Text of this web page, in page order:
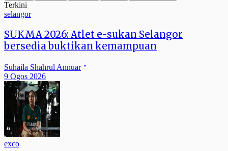
Terkini
selangor
SUKMA 2026: Atlet e-sukan Selangor
bersedia buktikan kemampuan
Suhaila Shahrul Annuar
9 Ogos 2026
exco